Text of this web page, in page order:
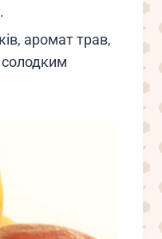
аромат трав,
солодким